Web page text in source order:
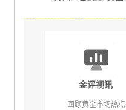
金评视讯
回顾黄金市场热点